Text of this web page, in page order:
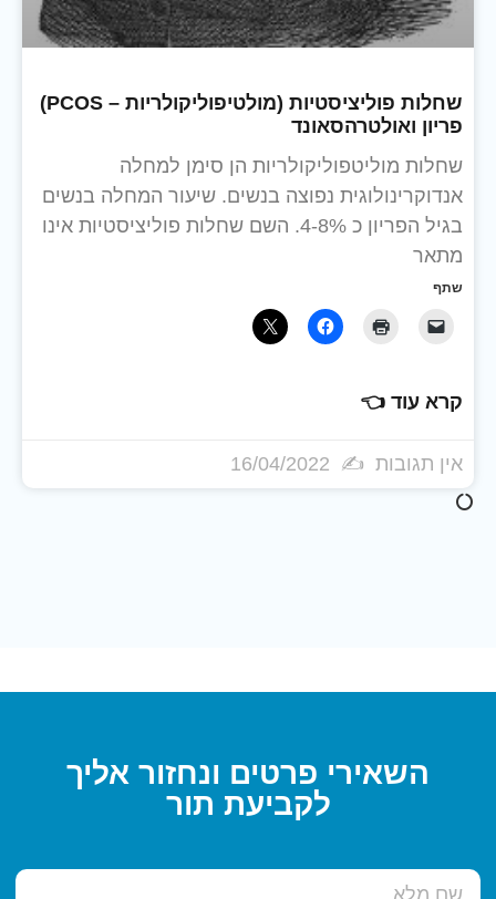
שחלות פוליציסטיות (מולטיפוליקולריות – PCOS)
פריון ואולטרהסאונד
שחלות מוליטפוליקולריות הן סימן למחלה
אנדוקרינולוגית נפוצה בנשים. שיעור המחלה בנשים
בגיל הפריון כ 4-8%. השם שחלות פוליציסטיות אינו
מתאר
שתף
קרא עוד 👈
אין תגובות
השאירי פרטים ונחזור אליך
לקביעת תור